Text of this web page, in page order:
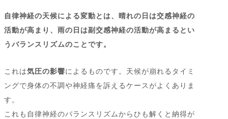
自律神経の天候による変動とは、晴れの日は交感神経の
活動が高まり、雨の日は副交感神経の活動が高まるとい
うバランスリズムのことです。
これは気圧の影響によるものです。天候が崩れるタイミ
ングで身体の不調や神経痛を訴えるケースがよくありま
す。
これも自律神経のバランスリズムからひも解くと納得が